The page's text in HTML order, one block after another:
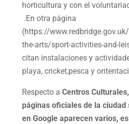
horticultura y con el
.En otra página
(https://
the-arts/sport-activities-and-
citan instalaciones y
playa, cricket,pesca y
Respecto a Centros
páginas oficiales de la ciudad
en Google aparecen varios,